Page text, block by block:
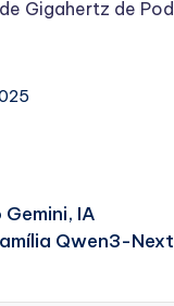
Gigahertz de
Gemini, IA
Qwen3-Next